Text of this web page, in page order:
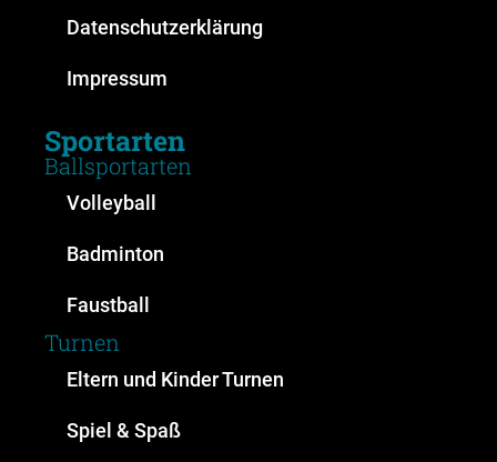
Datenschutzerklärung
Impressum
Sportarten
Ballsportarten
Volleyball
Badminton
Faustball
Turnen
Eltern und Kinder Turnen
Spiel & Spaß